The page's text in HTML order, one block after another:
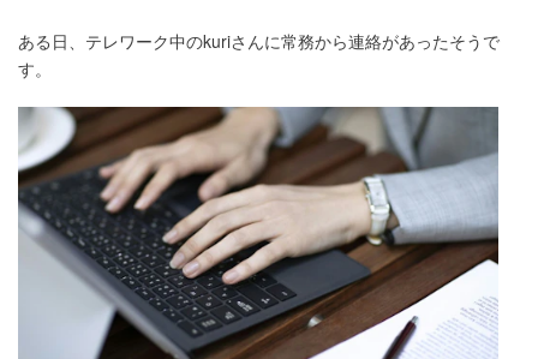
ある日、テレワーク中のkuriさんに常務から連絡があったそうで
す。